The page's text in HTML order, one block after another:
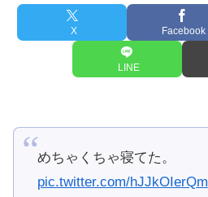
X Facebook
LINE
めちゃくちゃ寝てた。
pic.twitter.com/hJJkOIerQm